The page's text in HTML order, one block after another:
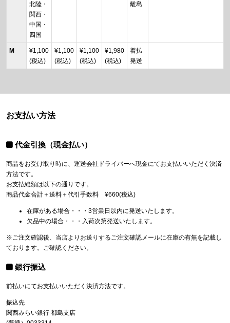
北陸・
関西・
中国・
四国
離島
M
¥1,100
(税込)
¥1,100
(税込)
¥1,100
(税込)
¥1,980
(税込)
着払
発送
お支払い方法
代金引換（現金払い）
商品をお受け取り時に、運送会社ドライバーへ現金にてお支払いいただく決済
方法です。
お支払総額は以下の通りです。
商品代金合計＋送料＋代引手数料 ¥660(税込)
在庫がある場合・・・3営業日以内に発送いたします。
欠品中の場合・・・入荷次第発送いたします。
※ご注文確認後、当店よりお送りするご注文確認メールに在庫の有無を記載し
ております。ご確認ください。
銀行振込
前払いにてお支払いいただく決済方法です。
振込先
関西みらい銀行 都島支店